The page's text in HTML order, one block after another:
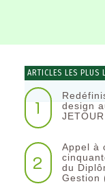
ARTICLES LES PLUS
1
design
2
Appel à
du
Gestion